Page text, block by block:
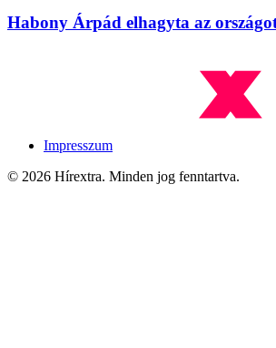
Habony Árpád elhagyta az
Impresszum
© 2026 Hírextra. Minden jog fenntartva.